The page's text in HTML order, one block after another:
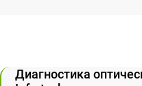
Диагностика